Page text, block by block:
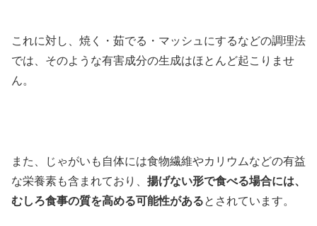
これに対し、焼く・茹でる・マッシュにするなどの調理法
では、そのような有害成分の生成はほとんど起こりませ
ん。
また、じゃがいも自体には食物繊維やカリウムなどの有益
な栄養素も含まれており、 揚げない形で食べる場合には、
むしろ食事の質を高める可能性があるとされています。